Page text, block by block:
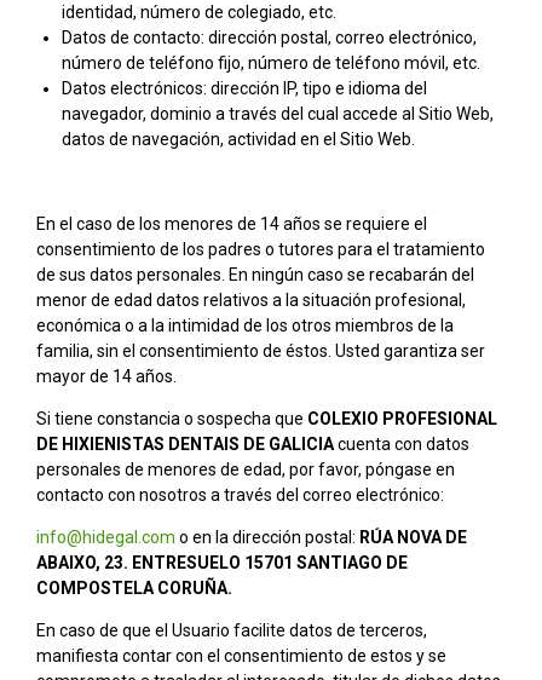
identidad, número de colegiado, etc.
Datos de contacto: dirección postal, correo electrónico,
número de teléfono fijo, número de teléfono móvil, etc.
Datos electrónicos: dirección IP, tipo e idioma del
navegador, dominio a través del cual accede al Sitio Web,
datos de navegación, actividad en el Sitio Web.
En el caso de los menores de 14 años se requiere el
consentimiento de los padres o tutores para el tratamiento
de sus datos personales. En ningún caso se recabarán del
menor de edad datos relativos a la situación profesional,
económica o a la intimidad de los otros miembros de la
familia, sin el consentimiento de éstos. Usted garantiza ser
mayor de 14 años.
Si tiene constancia o sospecha que COLEXIO PROFESIONAL
DE HIXIENISTAS DENTAIS DE GALICIAcuenta con datos
personales de menores de edad, por favor, póngase en
contacto con nosotros a través del correo electrónico:
info@hidegal.com o en la dirección postal: RÚA NOVA DE
ABAIXO, 23. ENTRESUELO 15701 SANTIAGO DE
COMPOSTELA CORUÑA.
En caso de que el Usuario facilite datos de terceros,
manifiesta contar con el consentimiento de estos y se